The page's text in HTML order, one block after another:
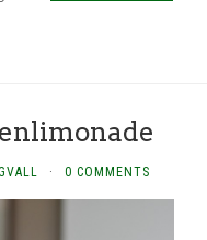
· 0 COMMENTS